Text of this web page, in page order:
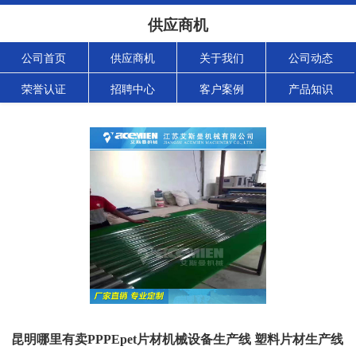
供应商机
公司首页 供应商机 关于我们 公司动态
荣誉认证 招聘中心 客户案例 产品知识
昆明哪里有卖PPPEpet片材机械设备生产线 塑料片材生产线